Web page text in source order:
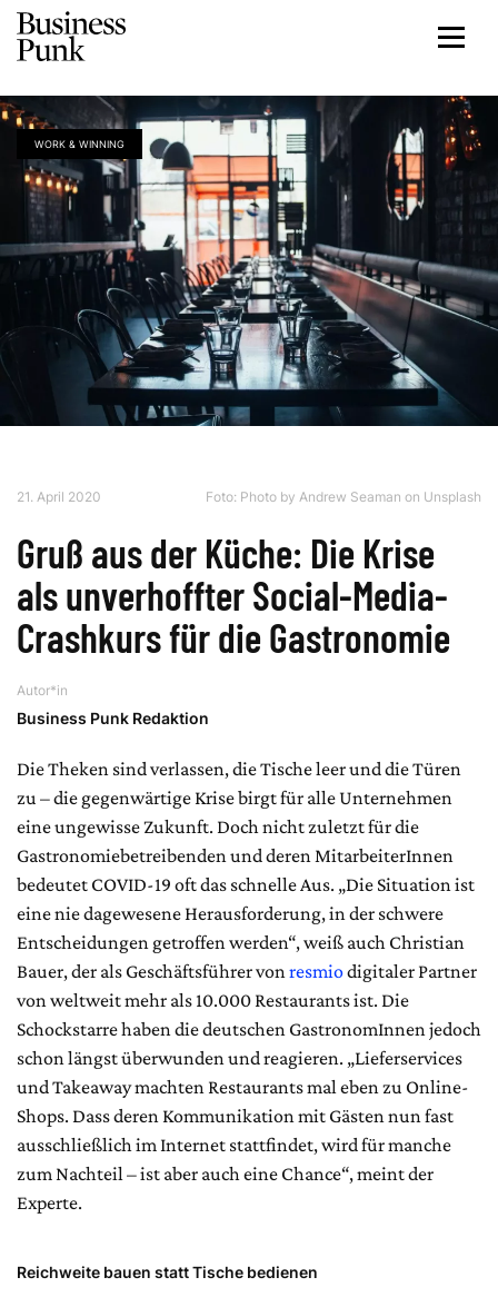
WORK & WINNING
21. April 2020 Foto: Photo by Andrew Seaman on Unsplash
Gruß aus der Küche: Die Krise
als unverhoffter Social-Media-
Crashkurs für die Gastronomie
Autor*in
Business Punk Redaktion
Die Theken sind verlassen, die Tische leer und die Türen
zu – die gegenwärtige Krise birgt für alle Unternehmen
eine ungewisse Zukunft. Doch nicht zuletzt für die
Gastronomiebetreibenden und deren MitarbeiterInnen
bedeutet COVID-19 oft das schnelle Aus. „Die Situation ist
eine nie dagewesene Herausforderung, in der schwere
Entscheidungen getroffen werden“, weiß auch Christian
Bauer, der als Geschäftsführer von resmiodigitaler Partner
von weltweit mehr als 10.000 Restaurants ist. Die
Schockstarre haben die deutschen GastronomInnen jedoch
schon längst überwunden und reagieren. „Lieferservices
und Takeaway machten Restaurants mal eben zu Online-
Shops. Dass deren Kommunikation mit Gästen nun fast
ausschließlich im Internet stattfindet, wird für manche
zum Nachteil – ist aber auch eine Chance“, meint der
Experte.
Reichweite bauen statt Tische bedienen